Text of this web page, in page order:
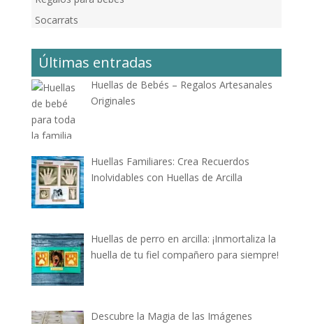
Socarrats
Últimas entradas
Huellas de Bebés – Regalos Artesanales
Originales
Huellas Familiares: Crea Recuerdos
Inolvidables con Huellas de Arcilla
Huellas de perro en arcilla: ¡Inmortaliza la
huella de tu fiel compañero para siempre!
Descubre la Magia de las Imágenes